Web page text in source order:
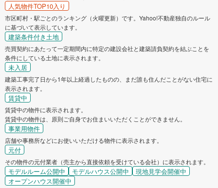
人気物件TOP10入り
市区町村・駅ごとのランキング（火曜更新）です。Yahoo!不動産独自のルール
に基づいて表示しています。
建築条件付き土地
売買契約にあたって一定期間内に特定の建設会社と建築請負契約を結ぶことを
条件にしている土地に表示されます。
未入居
建築工事完了日から1年以上経過したものの、まだ誰も住んだことがない住宅に
表示されます。
賃貸中
賃貸中の物件に表示されます。
賃貸中の物件は、原則ご自身でお住まいいただくことができません。
事業用物件
店舗や事務所などにお使いいただける物件に表示されます。
元付
その物件の元付業者（売主から直接依頼を受けている会社）に表示されます。
モデルルーム公開中 モデルハウス公開中
現地見学会開催中
オープンハウス開催中